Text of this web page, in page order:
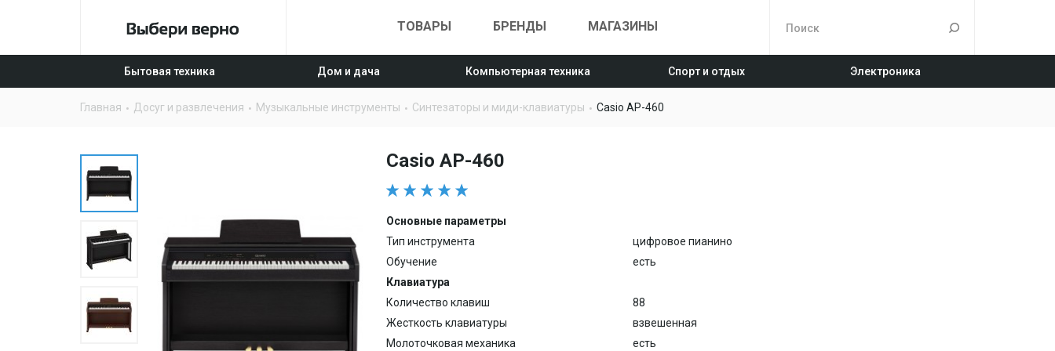
ТОВАРЫ БРЕНДЫ МАГАЗИНЫ
Бытовая техника Дом и дача Компьютерная техника Спорт и отдых Электроника
Главная Досуг и развлечения Музыкальные инструменты Синтезаторы и миди-клавиатуры Casio AP-460
Casio AP-460
Основные параметры
Тип инструмента
цифровое пианино
Обучение
есть
Клавиатура
Количество клавиш
88
Жесткость клавиатуры
взвешенная
Молоточковая механика
есть